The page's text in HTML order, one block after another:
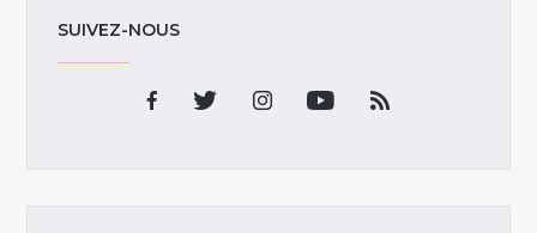
SUIVEZ-NOUS